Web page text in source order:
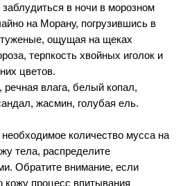
в ночи в морозном
на Морану, погрузившись в
ощущая на щеках
терпкость хвойных иголок и
цветов.
влага, белый копал,
жасмин, голубая ель.
необходимое количество мусса на
тела, распределите
Обратите внимание, если
кожу процесс впитывания